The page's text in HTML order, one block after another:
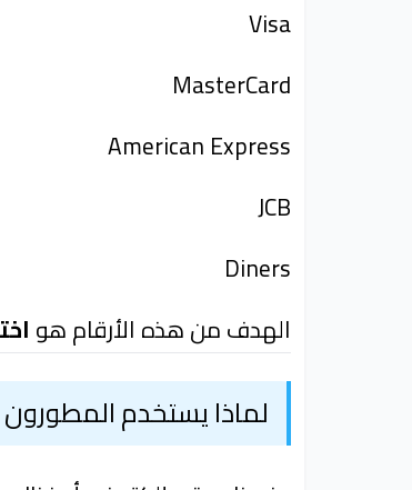
Visa
MasterCard
American Express
JCB
Diners
الهدف من هذه الأرقام هو
لماذا يستخدم